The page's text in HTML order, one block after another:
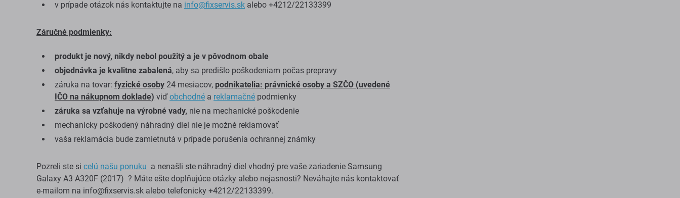
v prípade otázok nás kontaktujte na info@fixservis.sk alebo +4212/22133399
Záručné podmienky:
produkt je nový, nikdy nebol použitý a je v pôvodnom obale
objednávka je kvalitne zabalená, aby sa predišlo poškodeniam počas prepravy
záruka na tovar: fyzické osoby 24 mesiacov, podnikatelia: právnické osoby a SZČO (uvedené
IČO na nákupnom doklade) viďobchodné a reklamačné podmienky
záruka sa vzťahuje na výrobné vady, nie na mechanické poškodenie
mechanicky poškodený náhradný diel nie je možné reklamovať
vaša reklamácia bude zamietnutá v prípade porušenia ochrannej známky
Pozreli ste si celú našu ponuku a nenašli ste náhradný diel vhodný pre vaše zariadenie Samsung
Galaxy A3 A320F (2017) ? Máte ešte doplňujúce otázky alebo nejasnosti? Neváhajte nás kontaktovať
e-mailom na info@fixservis.sk alebo telefonicky +4212/22133399.